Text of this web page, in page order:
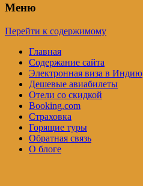
Меню
Перейти к содержимому
Главная
Содержание сайта
Электронная виза в Индию
Дешевые авиабилеты
Отели со скидкой
Booking.com
Страховка
Горящие туры
Обратная связь
О блоге